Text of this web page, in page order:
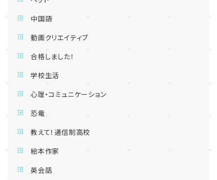
中国語
動画クリエイティブ
合格しました！
学校生活
心理・コミュニケーション
恐竜
教えて！通信制高校
絵本作家
英会話